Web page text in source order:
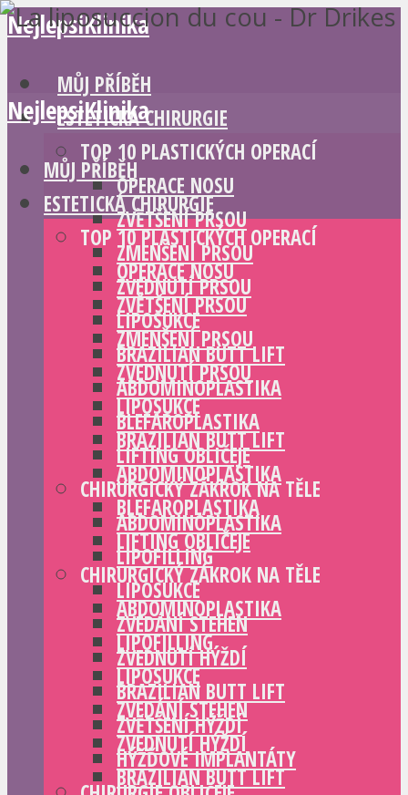
NejlepsiKlinika
MŮJ PŘÍBĚH
ESTETICKÁ CHIRURGIE
TOP 10 PLASTICKÝCH OPERACÍ
OPERACE NOSU
ZVĚTŠENÍ PRSOU
ZMENŠENÍ PRSOU
ZVEDNUTÍ PRSOU
LIPOSUKCE
BRAZILIAN BUTT LIFT
ABDOMINOPLASTIKA
BLEFAROPLASTIKA
LIFTING OBLIČEJE
CHIRURGICKÝ ZÁKROK NA TĚLE
ABDOMINOPLASTIKA
LIPOFILLING
LIPOSUKCE
ZVEDÁNÍ STEHEN
ZVEDNUTÍ HÝŽDÍ
BRAZILIAN BUTT LIFT
ZVĚTŠENÍ HÝŽDÍ
HÝŽĎOVÉ IMPLANTÁTY
NejlepsiKlinika
MŮJ PŘÍBĚH
ESTETICKÁ CHIRURGIE
TOP 10 PLASTICKÝCH OPERACÍ
OPERACE NOSU
ZVĚTŠENÍ PRSOU
ZMENŠENÍ PRSOU
ZVEDNUTÍ PRSOU
LIPOSUKCE
BRAZILIAN BUTT LIFT
ABDOMINOPLASTIKA
BLEFAROPLASTIKA
LIFTING OBLIČEJE
CHIRURGICKÝ ZÁKROK NA TĚLE
ABDOMINOPLASTIKA
LIPOFILLING
LIPOSUKCE
ZVEDÁNÍ STEHEN
ZVEDNUTÍ HÝŽDÍ
BRAZILIAN BUTT LIFT